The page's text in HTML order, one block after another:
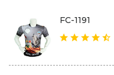
FC-1191